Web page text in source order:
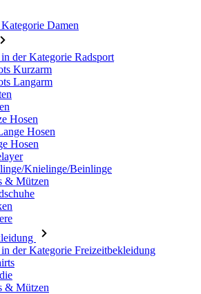
Damen
der Kategorie Radsport
Kurzarm
Langarm
Hosen
Hosen
Hosen
Knielinge/Beinlinge
& Mützen
der Kategorie Freizeitbekleidung
& Mützen